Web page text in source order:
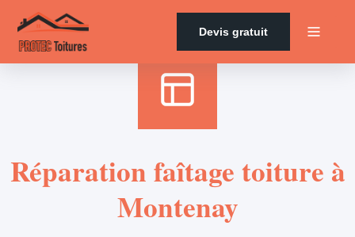
Devis gratuit
Réparation faîtage toiture à
Montenay